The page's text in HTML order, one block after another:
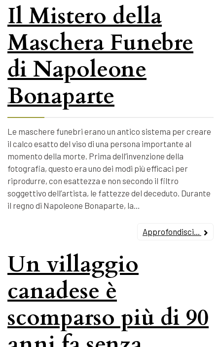
Il Mistero della
Maschera Funebre
di Napoleone
Bonaparte
Le maschere funebri erano un antico sistema per creare
il calco esatto del viso di una persona importante al
momento della morte. Prima dell’invenzione della
fotografia, questo era uno dei modi più efficaci per
riprodurre, con esattezza e non secondo il filtro
soggettivo dell’artista, le fattezze del deceduto. Durante
il regno di Napoleone Bonaparte, la…
Approfondisci...
Un villaggio
canadese è
scomparso più di 90